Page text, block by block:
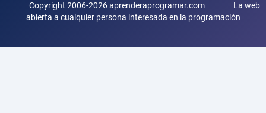
Copyright 2006-2026 aprenderaprogramar.com La web
abierta a cualquier persona interesada en la programación